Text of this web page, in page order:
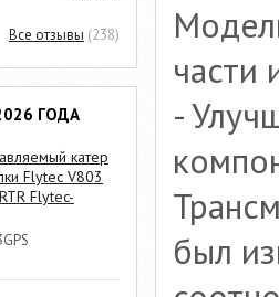
Все отзывы (238)
ГОДА
катер
Flytec V803
Flytec-
части
-
был